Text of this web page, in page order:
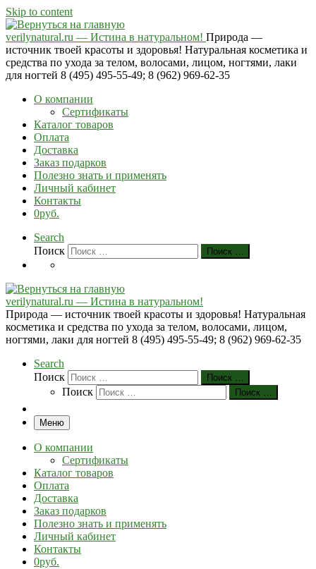
Skip to content
verilynatural.ru — Истина в натуральном! Природа —
источник твоей красоты и здоровья! Натуральная косметика и
средства по ухода за телом, волосами, лицом, ногтями, лаки
для ногтей 8 (495) 495-55-49; 8 (962) 969-62-35
О компании
Сертификаты
Каталог товаров
Оплата
Доставка
Заказ подарков
Полезно знать и применять
Личный кабинет
Контакты
0руб.
Search
Поиск
Поиск …
verilynatural.ru — Истина в натуральном!
Природа — источник твоей красоты и здоровья! Натуральная
косметика и средства по ухода за телом, волосами, лицом,
ногтями, лаки для ногтей 8 (495) 495-55-49; 8 (962) 969-62-35
Search
Поиск
Поиск …
Поиск Поиск …
Меню
О компании
Сертификаты
Каталог товаров
Оплата
Доставка
Заказ подарков
Полезно знать и применять
Личный кабинет
Контакты
0руб.